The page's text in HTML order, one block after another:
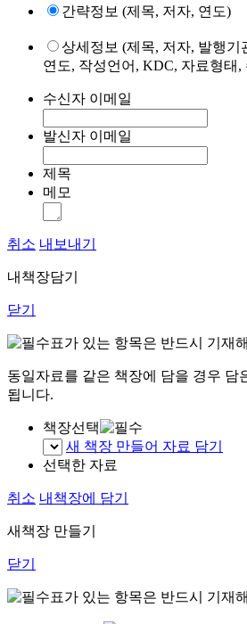
간략정보 (제목, 저자, 연도)
상세정보 (제목, 저자, 발행기
연도, 작성언어, KDC, 자료형태
수신자 이메일
발신자 이메일
제목
메모
취소 내보내기
내책장담기
닫기
표가 있는 항목은 반드시 기재
동일자료를 같은 책장에 담을 경우 담
됩니다.
책장선택
새 책장 만들어 자료 담기
선택한 자료
취소 내책장에 담기
새책장 만들기
닫기
표가 있는 항목은 반드시 기재